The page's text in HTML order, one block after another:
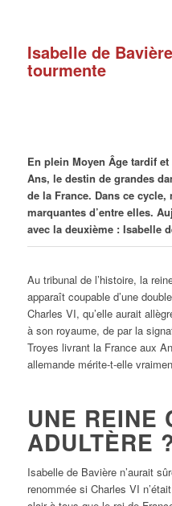
Isabelle de
tourmente
En plein Moyen Âge tardif
Ans, le destin de grandes
de la France. Dans ce
marquantes d’entre elles.
avec la deuxième : Isabelle
Au tribunal de l’histoire, la
apparaît coupable d’une
Charles VI, qu’elle aurait
à son royaume, de par la
Troyes livrant la France aux
allemande mérite-t-elle
UNE REINE
ADULTÈRE
Isabelle de Bavière n’aurait
renommée si Charles VI